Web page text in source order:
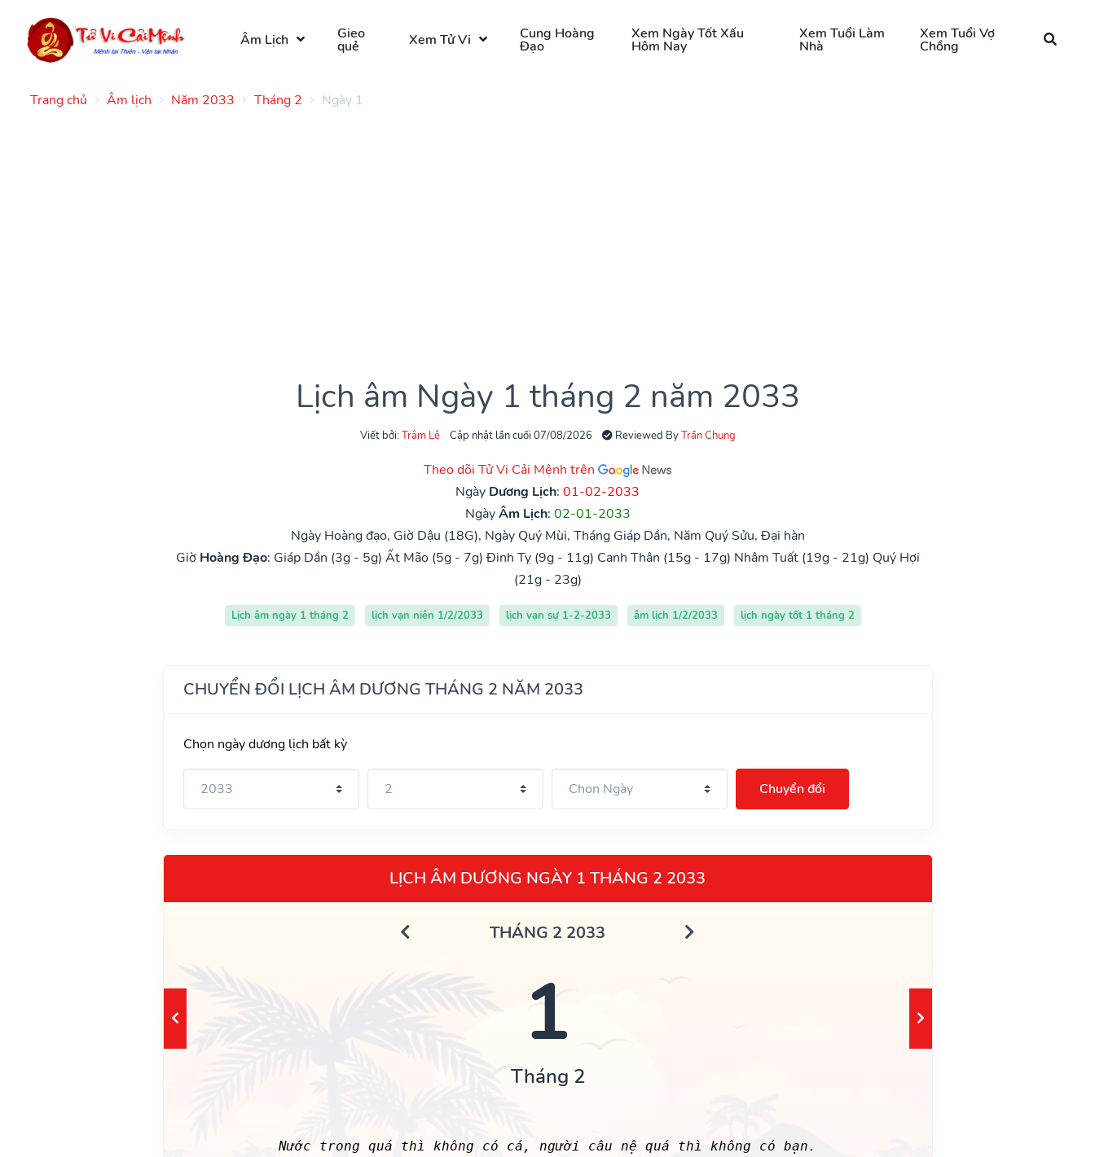
Âm Lịch Gieo
quẻ Xem Tử Vi Cung Hoàng
Đạo
Xem Ngày Tốt Xấu
Hôm Nay
Xem Tuổi Làm
Nhà
Xem Tuổi Vợ
Chồng
Trang chủ Âm lịch Năm 2033 Tháng 2 Ngày 1
Lịch âm Ngày 1 tháng 2 năm 2033
Viết bởi: Trâm Lê Cập nhật lần cuối 07/08/2026 Reviewed ByTrần Chung
Theo dõi Tử Vi Cải Mệnh trên
Ngày Dương Lịch: 01-02-2033
NgàyÂm Lịch: 02-01-2033
Ngày Hoàng đạo, Giờ Dậu (18G), Ngày Quý Mùi, Tháng Giáp Dần, Năm Quý Sửu, Đại hàn
Giờ Hoàng Đạo: Giáp Dần (3g - 5g) Ất Mão (5g - 7g) Đinh Tỵ (9g - 11g) Canh Thân (15g - 17g) Nhâm Tuất (19g - 21g) Quý Hợi
(21g - 23g)
Lịch âm ngày 1 tháng 2 lịch vạn niên 1/2/2033 lịch vạn sự 1-2-2033 âm lịch 1/2/2033 lịch ngày tốt 1 tháng 2
CHUYỂN ĐỔI LỊCH ÂM DƯƠNG THÁNG 2 NĂM 2033
Chọn ngày dương lịch bất kỳ
Chuyển đổi
LỊCH ÂM DƯƠNG NGÀY 1 THÁNG 2 2033
THÁNG 2 2033
1
Tháng 2
Nước trong quá thì không có cá, người câu nệ quá thì không có bạn.